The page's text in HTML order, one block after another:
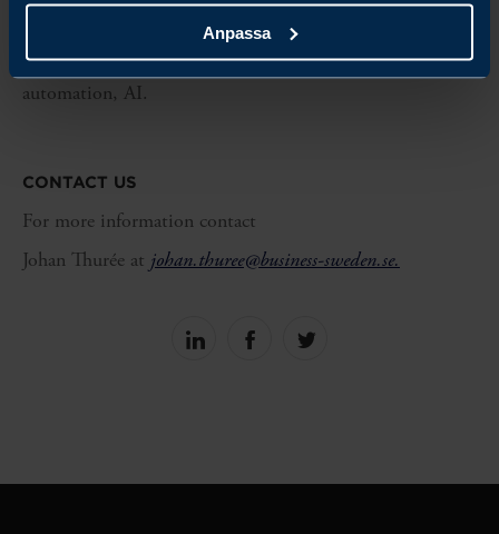
Anpassa
Opportunities for retail tech: Digitalization and
innovative strategies to enhance the customer experience,
automation, AI.
CONTACT US
For more information contact
Johan Thurée at johan.thuree@business-sweden.se.
Share
Share
Share